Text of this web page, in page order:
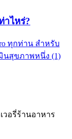
ไหร่?
ทุกท่าน สำหรับ
นสุขภาพหนึ่ง (1)
วอรี่ร้านอาหาร